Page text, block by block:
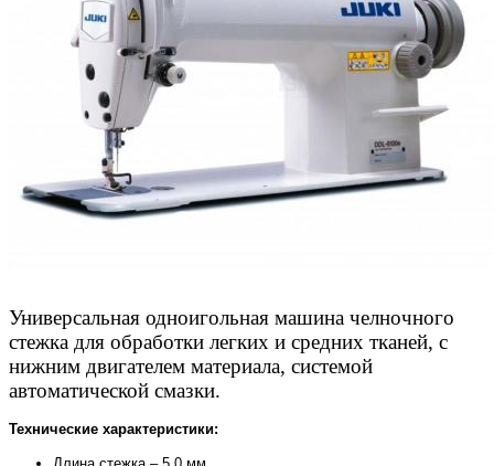
Универсальная одноигольная машина челночного
стежка для обработки легких и средних тканей, с
нижним двигателем материала, системой
автоматической смазки.
Технические характеристики: